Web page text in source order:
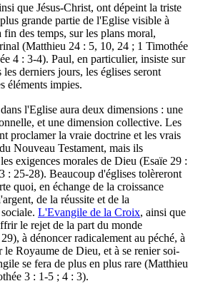
que Jésus-Christ, ont dépeint la triste
grande partie de l'Eglise visible à
fin des temps, sur les plans moral,
(Matthieu 24 : 5, 10, 24 ; 1 Timothée
4 : 3-4). Paul, en particulier, insiste sur
derniers jours, les églises seront
éléments impies.
l'Eglise aura deux dimensions : une
et une dimension collective. Les
proclamer la vraie doctrine et les vrais
Nouveau Testament, mais ils
exigences morales de Dieu (Esaïe 29 :
: 25-28). Beaucoup d'églises tolèreront
quoi, en échange de la croissance
de la réussite et de la
L'Evangile de la Croix, ainsi que
le rejet de la part du monde
à dénoncer radicalement au péché, à
le Royaume de Dieu, et à se renier soi-
se fera de plus en plus rare (Matthieu
3 : 1-5 ; 4 : 3).